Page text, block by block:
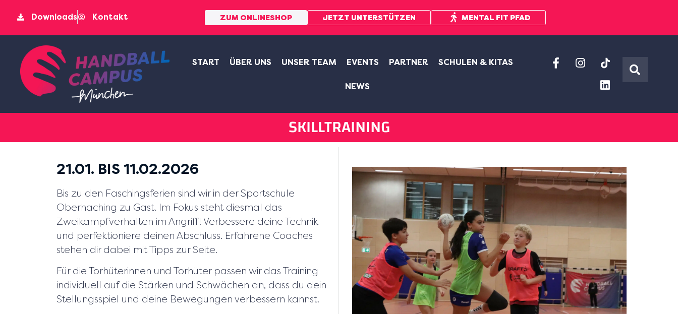
Downloads Kontakt ZUM ONLINESHOP JETZT UNTERSTÜTZEN MENTAL FIT PFAD
START ÜBER UNS UNSER TEAM EVENTS PARTNER SCHULEN & KITAS
NEWS
SKILLTRAINING
21.01. BIS 11.02.2026
Bis zu den Faschingsferien sind wir in der Sportschule
Oberhaching zu Gast. Im Fokus steht diesmal das
Zweikampfverhalten im Angriff! Verbessere deine Technik
und perfektioniere deinen Abschluss. Erfahrene Coaches
stehen dir dabei mit Tipps zur Seite.
Für die Torhüterinnen und Torhüter passen wir das Training
individuell auf die Stärken und Schwächen an, dass du dein
Stellungsspiel und deine Bewegungen verbessern kannst.